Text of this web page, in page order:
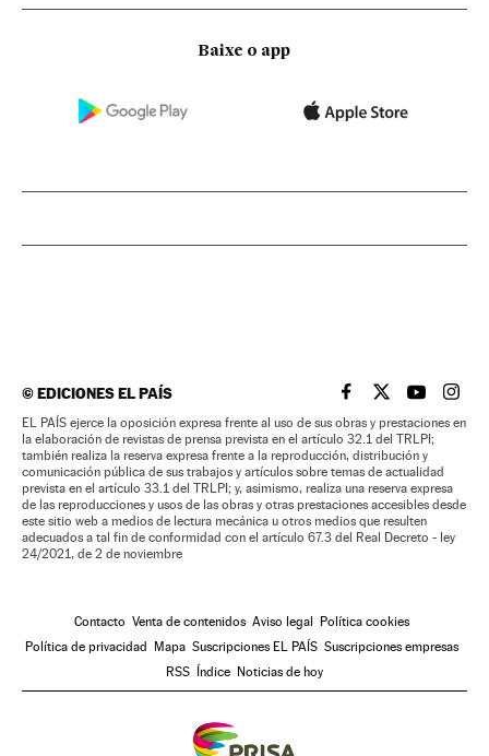
Baixe o app
©EDICIONES EL PAÍS EL PAÍS BRASIL EN
EL PAÍSEL PAÍS
EL
EL PAÍS ejerce la oposición expresa frente al uso de sus obras y prestaciones en
la elaboración de revistas de prensa prevista en el artículo 32.1 del TRLPI;
también realiza la reserva expresa frente a la reproducción, distribución y
comunicación pública de sus trabajos y artículos sobre temas de actualidad
prevista en el artículo 33.1 del TRLPI; y, asimismo, realiza una reserva expresa
de las reproducciones y usos de las obras y otras prestaciones accesibles desde
este sitio web a medios de lectura mecánica u otros medios que resulten
adecuados a tal fin de conformidad con el artículo 67.3 del Real Decreto - ley
24/2021, de 2 de noviembre
Contacto Venta de contenidos Aviso legal
Política cookies
Política de privacidad
Mapa Suscripciones EL PAÍS Suscripciones empresas
RSS
Índice Noticias de hoy